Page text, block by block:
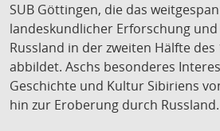
SUB Göttingen, die das
landeskundlicher Erforschung
Russland in der zweiten Hälfte
abbildet. Aschs besonderes
Geschichte und Kultur Sibiriens
hin zur Eroberung durch Russland.